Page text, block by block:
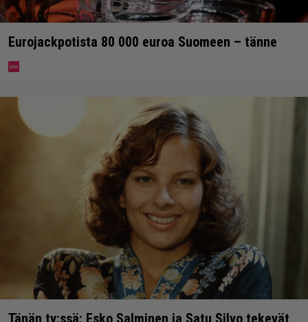
Eurojackpotista 80 000 euroa Suomeen – tänne
Tänän tv:ssä: Esko Salminen ja Satu Silvo tekevät